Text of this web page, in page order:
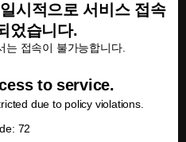
시적으로 서비스 접속
었습니다.
는 접속이 불가능합니다.
to service.
due to policy violations.
72